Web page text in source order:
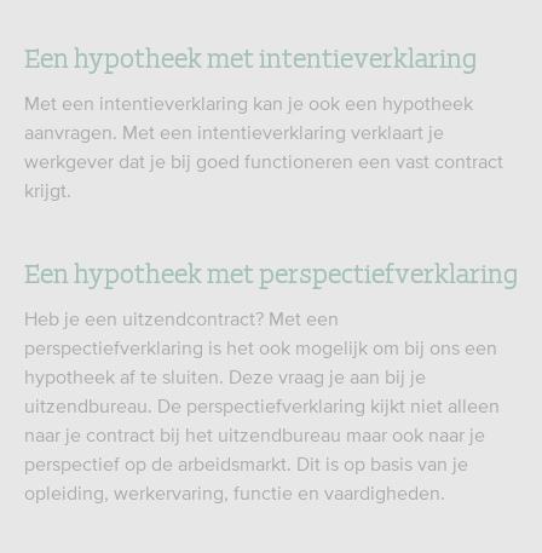
Een hypotheek met intentieverklaring
Met een intentieverklaring kan je ook een hypotheek
aanvragen. Met een intentieverklaring verklaart je
werkgever dat je bij goed functioneren een vast contract
krijgt.
Een hypotheek met perspectiefverklaring
Heb je een uitzendcontract? Met een
perspectiefverklaring is het ook mogelijk om bij ons een
hypotheek af te sluiten. Deze vraag je aan bij je
uitzendbureau. De perspectiefverklaring kijkt niet alleen
naar je contract bij het uitzendbureau maar ook naar je
perspectief op de arbeidsmarkt. Dit is op basis van je
opleiding, werkervaring, functie en vaardigheden.